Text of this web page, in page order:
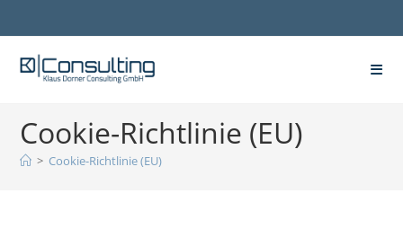
Inhalt
springen
Cookie-Richtlinie (EU)
> Cookie-Richtlinie (EU)